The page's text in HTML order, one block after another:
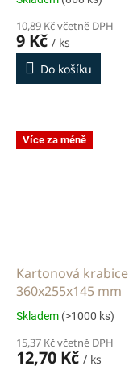
10,89 Kč včetně DPH
9 Kč / ks
Do košíku
Více za méně
Kartonová krabice
360x255x145 mm
Skladem (>1000 ks)
15,37 Kč včetně DPH
12,70 Kč / ks